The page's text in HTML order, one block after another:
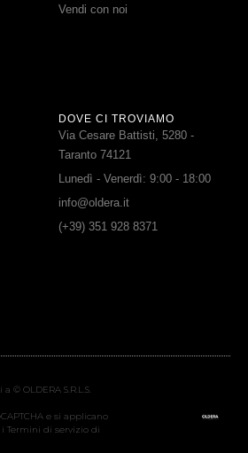
Vendi con noi
DOVE CI TROVIAMO
Via Cesare Battisti, 5280 -
Taranto 74121
Lunedì - Venerdì: 9:00 - 18:00
info@oldera.it
(+39) 351 928 8371
OLDERA S.R.L.S.
e si applicano
i Termini di servizio di